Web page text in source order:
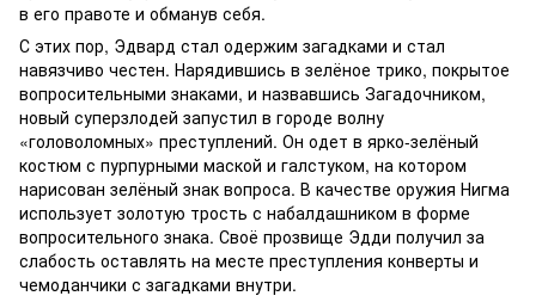
в его правоте и обманув себя.
С этих пор, Эдвард стал одержим загадками и стал
навязчиво честен. Нарядившись в зелёное трико, покрытое
вопросительными знаками, и назвавшись Загадочником,
новый суперзлодей запустил в городе волну
«головоломных» преступлений. Он одет в ярко-зелёный
костюм с пурпурными маской и галстуком, на котором
нарисован зелёный знак вопроса. В качестве оружия Нигма
использует золотую трость с набалдашником в форме
вопросительного знака. Своё прозвище Эдди получил за
слабость оставлять на месте преступления конверты и
чемоданчики с загадками внутри.